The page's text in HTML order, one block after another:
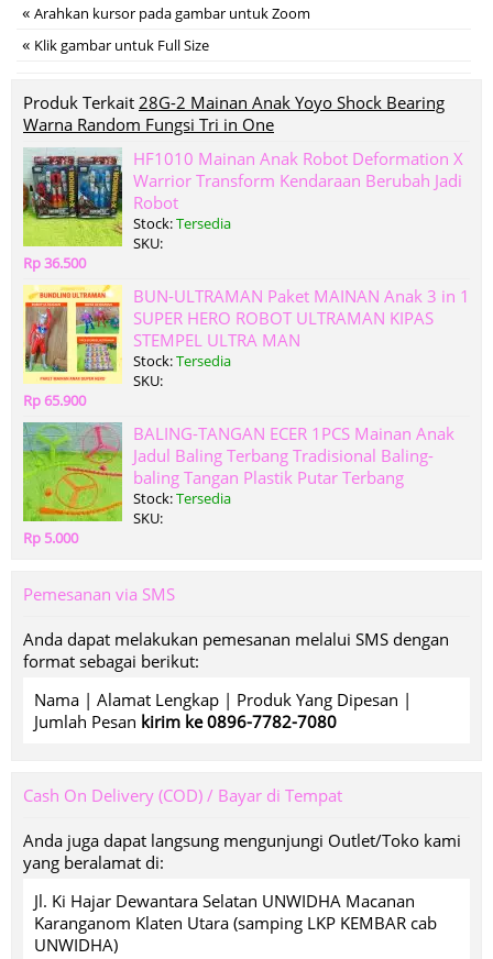
« Arahkan kursor pada gambar untuk Zoom
« Klik gambar untuk Full Size
Produk Terkait 28G-2 Mainan Anak Yoyo Shock Bearing
Warna Random Fungsi Tri in One
HF1010 Mainan Anak Robot Deformation X
Warrior Transform Kendaraan Berubah Jadi
Robot
Stock:Tersedia
SKU:
Rp 36.500
BUN-ULTRAMAN Paket MAINAN Anak 3 in 1
SUPER HERO ROBOT ULTRAMAN KIPAS
STEMPEL ULTRA MAN
Stock:Tersedia
SKU:
Rp 65.900
BALING-TANGAN ECER 1PCS Mainan Anak
Jadul Baling Terbang Tradisional Baling-
baling Tangan Plastik Putar Terbang
Stock:Tersedia
SKU:
Rp 5.000
Pemesanan via SMS
Anda dapat melakukan pemesanan melalui SMS dengan
format sebagai berikut:
Nama | Alamat Lengkap | Produk Yang Dipesan |
Jumlah Pesan kirim ke 0896-7782-7080
Cash On Delivery (COD) / Bayar di Tempat
Anda juga dapat langsung mengunjungi Outlet/Toko kami
yang beralamat di:
Jl. Ki Hajar Dewantara Selatan UNWIDHA Macanan
Karanganom Klaten Utara (samping LKP KEMBAR cab
UNWIDHA)